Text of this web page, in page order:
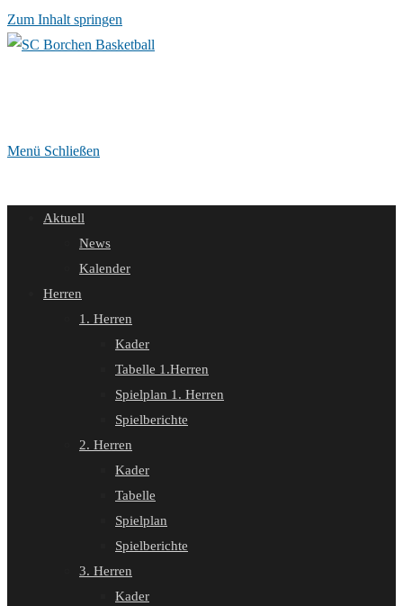
Zum Inhalt springen
Menü Schließen
Aktuell
News
Kalender
Herren
1. Herren
Kader
Tabelle 1.Herren
Spielplan 1. Herren
Spielberichte
2. Herren
Kader
Tabelle
Spielplan
Spielberichte
3. Herren
Kader